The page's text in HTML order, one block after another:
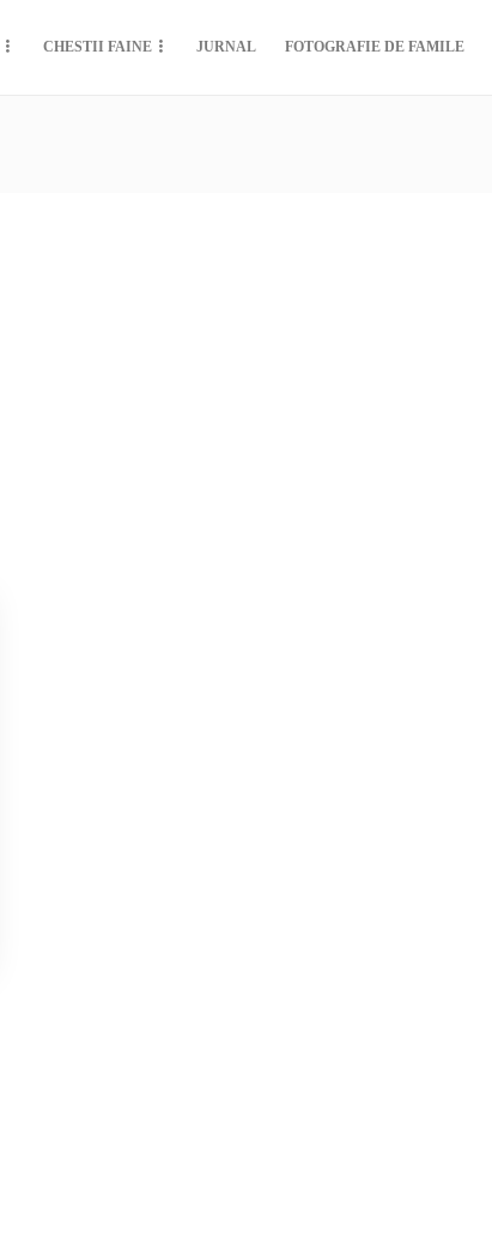
CHESTII FAINE JURNAL FOTOGRAFIE DE FAMILE